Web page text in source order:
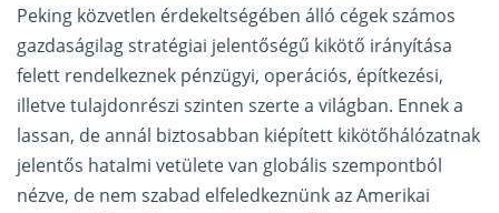
Peking közvetlen érdekeltségében álló cégek számos
gazdaságilag stratégiai jelentőségű kikötő irányítása
felett rendelkeznek pénzügyi, operációs, építkezési,
illetve tulajdonrészi szinten szerte a világban. Ennek a
lassan, de annál biztosabban kiépített kikötőhálózatnak
jelentős hatalmi vetülete van globális szempontból
nézve, de nem szabad elfeledkeznünk az Amerikai